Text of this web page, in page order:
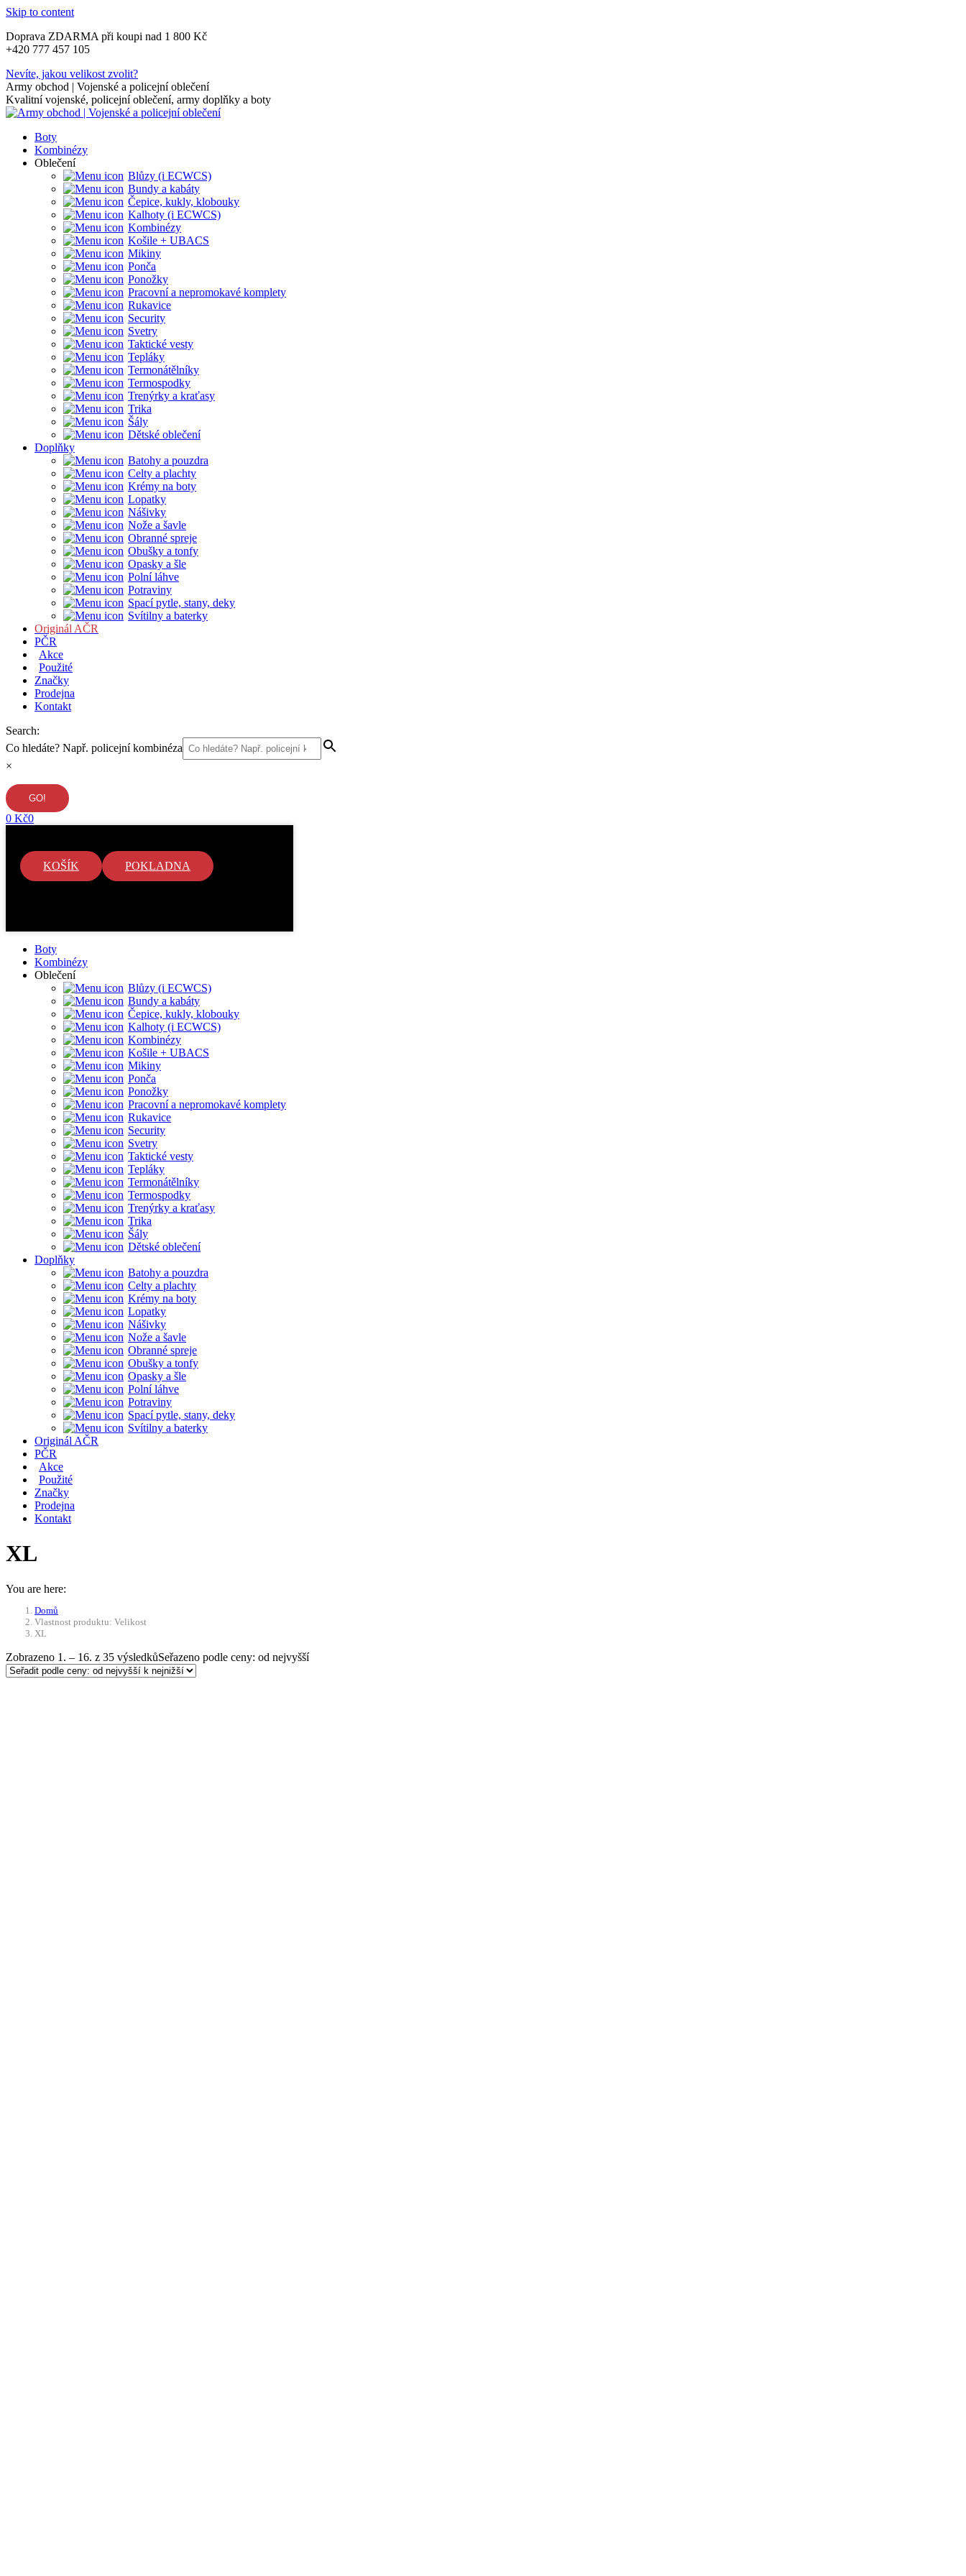
Skip to content
Doprava ZDARMA při koupi nad 1 800 Kč
+420 777 457 105
Nevíte, jakou velikost zvolit?
Army obchod | Vojenské a policejní oblečení
Kvalitní vojenské, policejní oblečení, army doplňky a boty
Boty
Kombinézy
Oblečení
Blůzy (i ECWCS)
Bundy a kabáty
Čepice, kukly, klobouky
Kalhoty (i ECWCS)
Kombinézy
Košile + UBACS
Mikiny
Ponča
Ponožky
Pracovní a nepromokavé komplety
Rukavice
Security
Svetry
Taktické vesty
Tepláky
Termonátělníky
Termospodky
Trenýrky a kraťasy
Trika
Šály
Dětské oblečení
Doplňky
Batohy a pouzdra
Celty a plachty
Krémy na boty
Lopatky
Nášivky
Nože a šavle
Obranné spreje
Obušky a tonfy
Opasky a šle
Polní láhve
Potraviny
Spací pytle, stany, deky
Svítilny a baterky
Originál AČR
PČR
Akce
Použité
Značky
Prodejna
Kontakt
Search:
Co hledáte? Např. policejní kombinéza
×
0 Kč0
KOŠÍK POKLADNA
Boty
Kombinézy
Oblečení
Blůzy (i ECWCS)
Bundy a kabáty
Čepice, kukly, klobouky
Kalhoty (i ECWCS)
Kombinézy
Košile + UBACS
Mikiny
Ponča
Ponožky
Pracovní a nepromokavé komplety
Rukavice
Security
Svetry
Taktické vesty
Tepláky
Termonátělníky
Termospodky
Trenýrky a kraťasy
Trika
Šály
Dětské oblečení
Doplňky
Batohy a pouzdra
Celty a plachty
Krémy na boty
Lopatky
Nášivky
Nože a šavle
Obranné spreje
Obušky a tonfy
Opasky a šle
Polní láhve
Potraviny
Spací pytle, stany, deky
Svítilny a baterky
Originál AČR
PČR
Akce
Použité
Značky
Prodejna
Kontakt
XL
You are here:
Domů
Vlastnost produktu: Velikost
XL
Zobrazeno 1. – 16. z 35 výsledkůSeřazeno podle ceny: od nejvyšší